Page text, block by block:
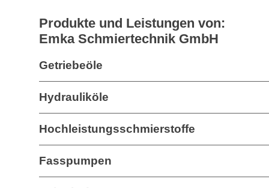
Produkte und Leistungen von:
Emka Schmiertechnik GmbH
Getriebeöle
Hydrauliköle
Hochleistungsschmierstoffe
Fasspumpen